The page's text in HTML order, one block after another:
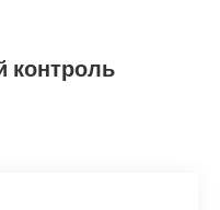
контроль